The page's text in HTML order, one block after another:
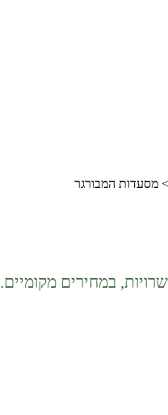
> מסעדות המבורגר
במחירים מקומיים.